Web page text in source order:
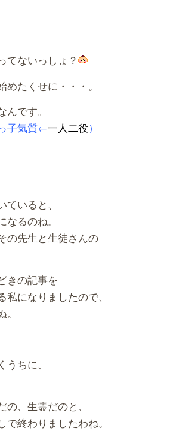
てないっしょ？
たくせに・・・。
です。
子気質←一人二役）
いると、
るのね。
の先生と生徒さんの
きの記事を
になりましたので、
ちに、
、生霊だのと、
終わりましたわね。